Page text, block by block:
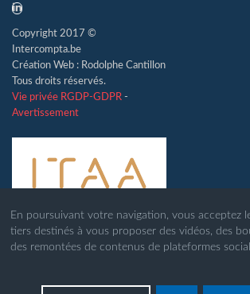
En poursuivant votre navigation, vous acceptez
tiers destinés à vous proposer des vidéos, des
des remontées de contenus de plateformes
Copyright 2017 ©
Intercompta.be
Création Web : Rodolphe Cantillon
Tous droits réservés.
Vie privée RGDP-GDPR -
Avertissement